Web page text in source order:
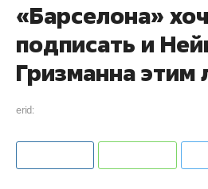
«Барселона»
подписать и
Гризманна этим
erid: